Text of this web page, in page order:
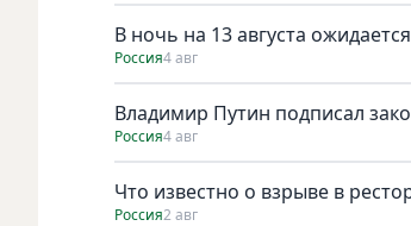
В ночь на 13 августа
Россия4 авг
Владимир Путин подписал
Россия4 авг
Что известно о взрыве в
Россия2 авг